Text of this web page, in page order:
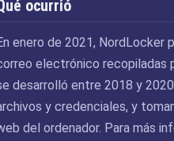
ocurrió
enero de 2021, NordLocker
electrónico recopiladas
desarrolló entre 2018 y
y credenciales, y
del ordenador. Para más